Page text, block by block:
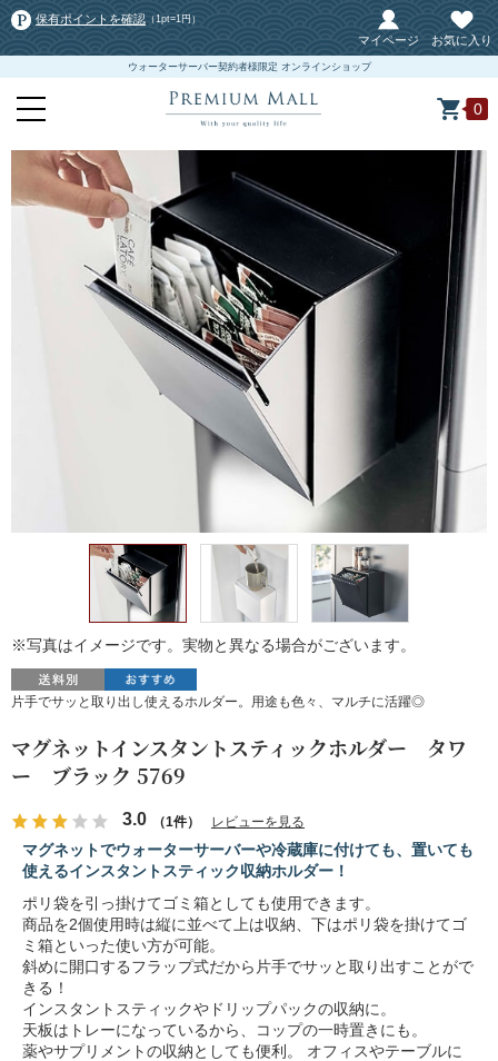
保有ポイントを確認 （1pt=1円）
マイページ お気に入り
ウォーターサーバー契約者様限定 オンラインショップ
0
※写真はイメージです。実物と異なる場合がございます。
片手でサッと取り出し使えるホルダー。用途も色々、マルチに活躍◎
マグネットインスタントスティックホルダー タワ
ー ブラック 5769
3.0 （1件） レビューを見る
マグネットでウォーターサーバーや冷蔵庫に付けても、置いても
使えるインスタントスティック収納ホルダー！
ポリ袋を引っ掛けてゴミ箱としても使用できます。
商品を2個使用時は縦に並べて上は収納、下はポリ袋を掛けてゴ
ミ箱といった使い方が可能。
斜めに開口するフラップ式だから片手でサッと取り出すことがで
きる！
インスタントスティックやドリップパックの収納に。
天板はトレーになっているから、コップの一時置きにも。
薬やサプリメントの収納としても便利。 オフィスやテーブルに